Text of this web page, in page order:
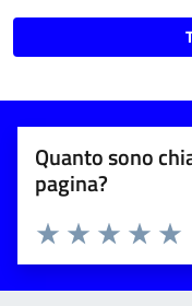
Quanto sono
pagina?
Valuta 1 stelle su 5
Valuta 2Valuta 3